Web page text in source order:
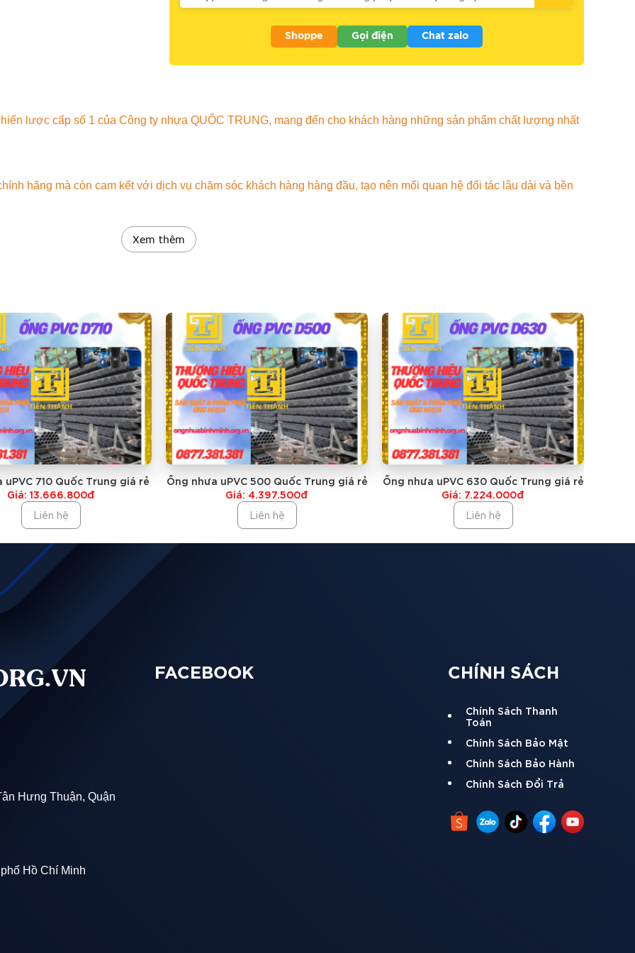
Shoppe Gọi điện Chat zalo
lược cấp số 1 của Công ty nhựa QUỐC TRUNG, mang đến cho khách hàng những sản phẩm chất lượng nhất
hãng mà còn cam kết với dịch vụ chăm sóc khách hàng hàng đầu, tạo nên mối quan hệ đối tác lâu dài và bền
Sàng Phục Vụ Quý Khách Hàng
Phục Vụ Quý Khách Hàng
CÁC LOẠI ỐNG KHÁC NHƯ:
Xem thêm
uPVC 710 Quốc Trung giá rẻ
Giá: 13.666.800đ
Liên hệ
Ống nhưa uPVC 500 Quốc Trung giá rẻ
Giá: 4.397.500đ
Liên hệ
Ống nhưa uPVC 630 Quốc Trung giá rẻ
Giá: 7.224.000đ
Liên hệ
Hưng Thuận, Quận
Hồ Chí Minh
FACEBOOK CHÍNH SÁCH
Chính Sách Thanh
Toán
Chính Sách Bảo Mật
Chính Sách Bảo Hành
Chính Sách Đổi Trả